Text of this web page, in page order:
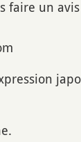
faire un